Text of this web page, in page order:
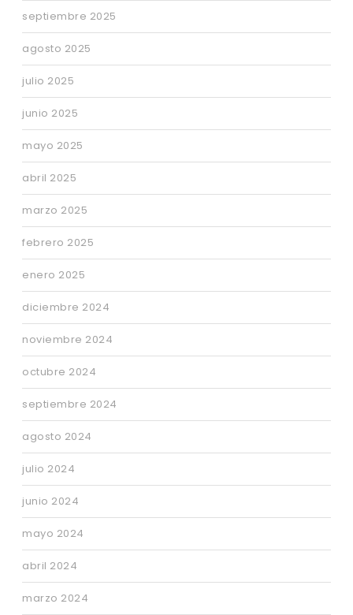
septiembre 2025
agosto 2025
julio 2025
junio 2025
mayo 2025
abril 2025
marzo 2025
febrero 2025
enero 2025
diciembre 2024
noviembre 2024
octubre 2024
septiembre 2024
agosto 2024
julio 2024
junio 2024
mayo 2024
abril 2024
marzo 2024